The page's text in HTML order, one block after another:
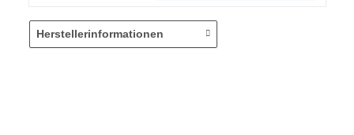
Herstellerinformationen